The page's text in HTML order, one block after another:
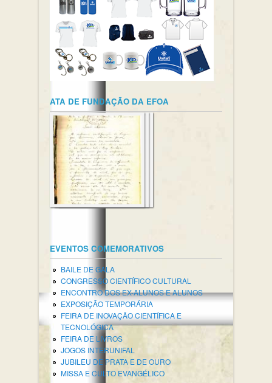
ATA DE FUNDAÇÃO DA EFOA
EVENTOS COMEMORATIVOS
BAILE DE GALA
CONGRESSO CIENTÍFICO CULTURAL
ENCONTRO DOS EX-ALUNOS E ALUNOS
EXPOSIÇÃO TEMPORÁRIA
FEIRA DE INOVAÇÃO CIENTÍFICA E
TECNOLÓGICA
FEIRA DE LIVROS
JOGOS INTERUNIFAL
JUBILEU DE PRATA E DE OURO
MISSA E CULTO EVANGÉLICO